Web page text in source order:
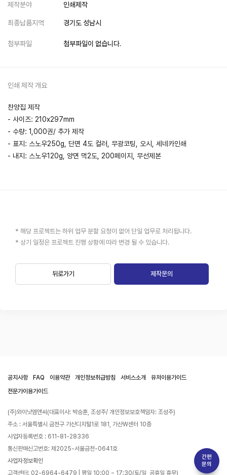
간편
문의
제작분야 인쇄제작
최종납품지역 경기도 성남시
첨부파일 첨부파일이 없습니다.
인쇄 제작 개요
찬양집 제작
- 사이즈: 210x297mm
- 수량: 1,000권/ 추가 제작
- 표지: 스노우250g, 단면 4도 컬러, 무광코팅, 오시, 세네카인쇄
- 내지: 스노우120g, 양면 먹2도, 200페이지, 무선제본
* 해당 프로젝트는 하위 업무 분할 요청이 없어 단일 업무로 처리됩니다.
* 상기 일정은 프로젝트 진행 상황에 따라 변경 될 수 있습니다.
뒤로가기 제작문의
공지사항 FAQ 이용약관 개인정보취급방침 서비스소개
유저이용가이드
전문가이용가이드
(주)와이낫엠앤씨(대표이사: 박승훈, 조성주/ 개인정보보호책임자: 조성주)
주소 : 서울특별시 금천구 가산디지털1로 181, 가산W센터 10층
사업자등록번호 : 611-81-28336
통신판매신고번호: 제2025-서울금천-0641호
사업자정보확인
고객센터: 02-6964-6479 | 평일 10:00 ~ 17:30(토/일, 공휴일 휴무)